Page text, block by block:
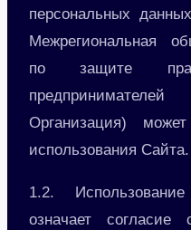
персональных
Межрегиональная
по защите
Организация)
использования Сайта.
1.2.
означает согласие